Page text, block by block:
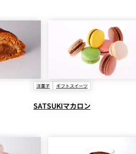
洋菓子 ギフトスイーツ
SATSUKIマカロン